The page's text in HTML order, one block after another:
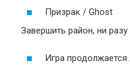
Призрак / Ghost
Завершить район, ни
Игра продолжается